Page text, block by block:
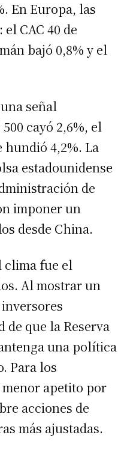
En Europa, las
CAC 40 de
bajó 0,8% y el
señal
cayó 2,6%, el
hundió 4,2%. La
estadounidense
de
imponer un
desde China.
clima fue el
Al mostrar un
que la Reserva
una política
Para los
apetito por
acciones de
más ajustadas.